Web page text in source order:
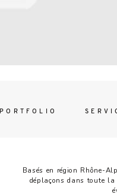
PORTFOLIO
Basés en région Rhône-
déplaçons dans toute la